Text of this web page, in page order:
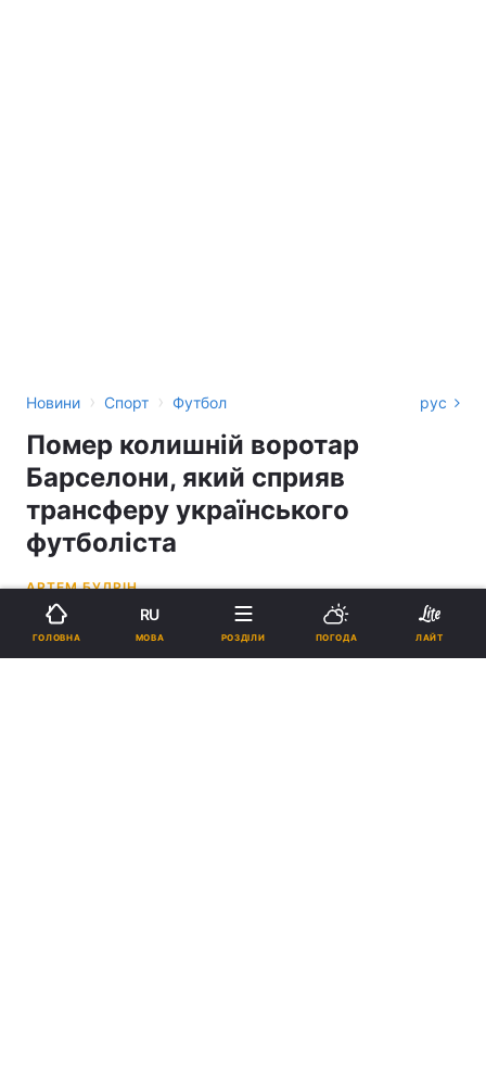
Новини › Спорт › Футбол рус
Помер колишній воротар
Барселони, який сприяв
трансферу українського
футболіста
АРТЕМ БУДРІН
15:06, 22.05.21
ГОЛОВНА
RU
МОВА РОЗДІЛИ ПОГОДА ЛАЙТ